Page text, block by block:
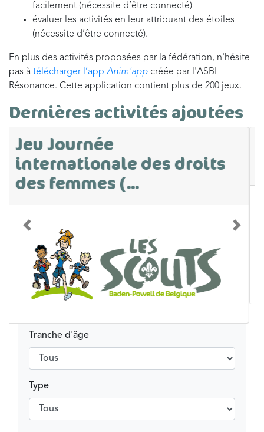
facilement (nécessite d’être connecté)
évaluer les activités en leur attribuant des étoiles
(nécessite d’être connecté).
En plus des activités proposées par la fédération, n'hésite
pas à télécharger l’app Anim'app créée par l'ASBL
Résonance. Cette application contient plus de 200 jeux.
Dernières activités ajoutées
Parcours sur le
consentement
Précédent
Tranche d'âge
Type